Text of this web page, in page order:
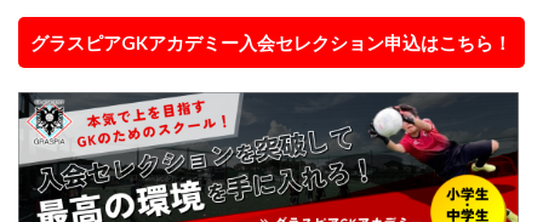
グラスピアGKアカデミー入会セレクション申込はこちら！